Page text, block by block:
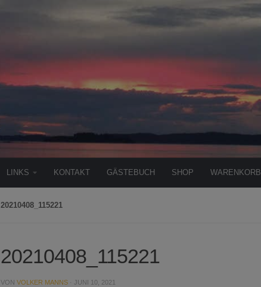
LINKS KONTAKT GÄSTEBUCH SHOP WARENKORB
20210408_115221
20210408_115221
VON VOLKER MANNS · JUNI 10, 2021